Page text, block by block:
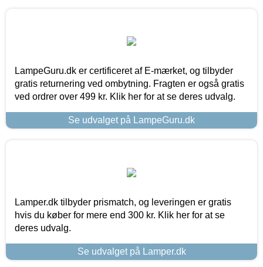
LampeGuru.dk er certificeret af E-mærket, og tilbyder
gratis returnering ved ombytning. Fragten er også gratis
ved ordrer over 499 kr. Klik her for at se deres udvalg.
Se udvalget på LampeGuru.dk
Lamper.dk tilbyder prismatch, og leveringen er gratis
hvis du køber for mere end 300 kr. Klik her for at se
deres udvalg.
Se udvalget på Lamper.dk